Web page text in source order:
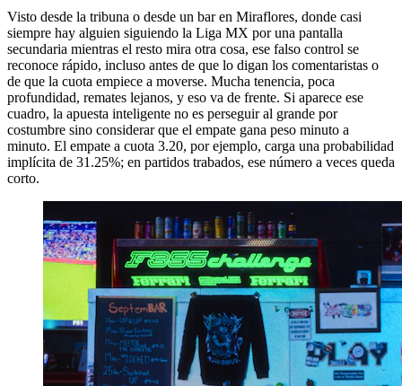
Visto desde la tribuna o desde un bar en Miraflores, donde casi
siempre hay alguien siguiendo la Liga MX por una pantalla
secundaria mientras el resto mira otra cosa, ese falso control se
reconoce rápido, incluso antes de que lo digan los comentaristas o
de que la cuota empiece a moverse. Mucha tenencia, poca
profundidad, remates lejanos, y eso va de frente. Si aparece ese
cuadro, la apuesta inteligente no es perseguir al grande por
costumbre sino considerar que el empate gana peso minuto a
minuto. El empate a cuota 3.20, por ejemplo, carga una probabilidad
implícita de 31.25%; en partidos trabados, ese número a veces queda
corto.